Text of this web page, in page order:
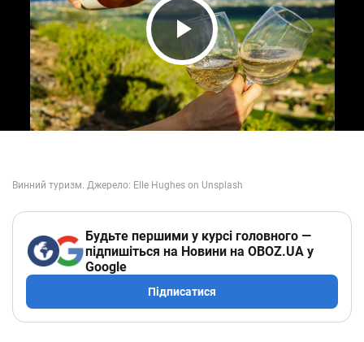
Play Video
Будьте першими у курсі головного —
підпишіться на Новини на OBOZ.UA у
Google
Підписатися